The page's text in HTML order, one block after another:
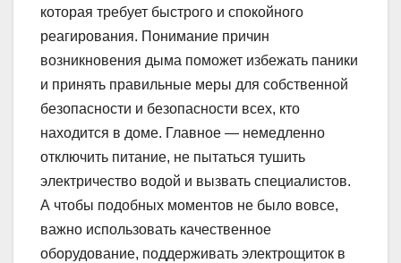
которая требует быстрого и спокойного
реагирования. Понимание причин
возникновения дыма поможет избежать паники
и принять правильные меры для собственной
безопасности и безопасности всех, кто
находится в доме. Главное — немедленно
отключить питание, не пытаться тушить
электричество водой и вызвать специалистов.
А чтобы подобных моментов не было вовсе,
важно использовать качественное
оборудование, поддерживать электрощиток в